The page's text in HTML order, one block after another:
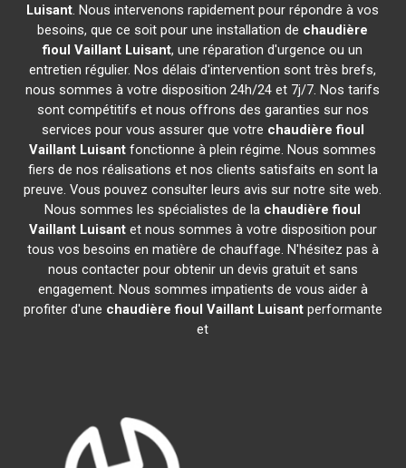
Luisant. Nous intervenons rapidement pour répondre à vos
besoins, que ce soit pour une installation de chaudière
fioul Vaillant Luisant, une réparation d'urgence ou un
entretien régulier. Nos délais d'intervention sont très brefs,
nous sommes à votre disposition 24h/24 et 7j/7. Nos tarifs
sont compétitifs et nous offrons des garanties sur nos
services pour vous assurer que votre chaudière fioul
Vaillant Luisant fonctionne à plein régime. Nous sommes
fiers de nos réalisations et nos clients satisfaits en sont la
preuve. Vous pouvez consulter leurs avis sur notre site web.
Nous sommes les spécialistes de la chaudière fioul
Vaillant Luisantet nous sommes à votre disposition pour
tous vos besoins en matière de chauffage. N'hésitez pas à
nous contacter pour obtenir un devis gratuit et sans
engagement. Nous sommes impatients de vous aider à
profiter d'une chaudière fioul Vaillant Luisantperformante
et